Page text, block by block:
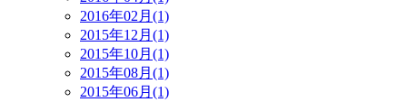
2016年02月(1)
2015年12月(1)
2015年10月(1)
2015年08月(1)
2015年06月(1)